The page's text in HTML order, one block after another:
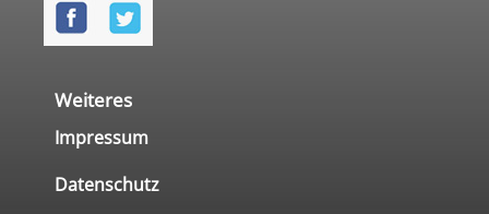
Weiteres
Impressum
Datenschutz